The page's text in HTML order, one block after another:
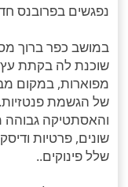
נפגשים בפרובנס
במושב כפר ברוך
מפוארות, במקום
של הגשמת
והאסתטיקה גבוהה
שונים, פרטיות
שלל פינוקים..